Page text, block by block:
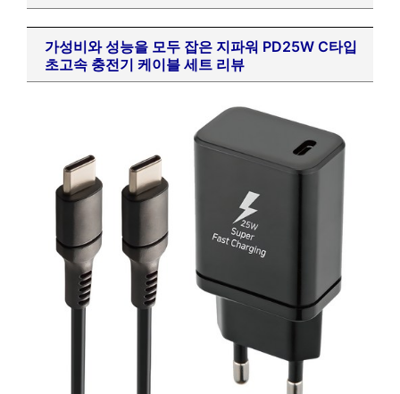
가성비와 성능을 모두 잡은 지파워 PD25W C타입
초고속 충전기 케이블 세트 리뷰